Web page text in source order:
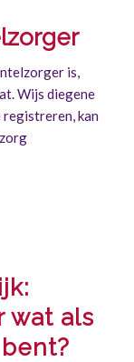
is,
Wijs diegene
registreren, kan
wat als